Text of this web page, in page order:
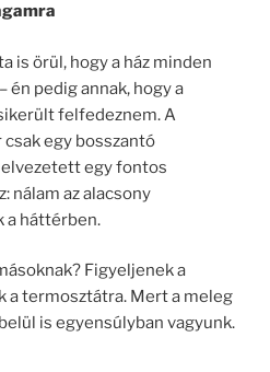
is örül, hogy a ház minden
én pedig annak, hogy a
felfedeznem. A
egy bosszantó
egy fontos
nálam az alacsony
a háttérben.
Figyeljenek a
a termosztátra. Mert a meleg
is egyensúlyban vagyunk.